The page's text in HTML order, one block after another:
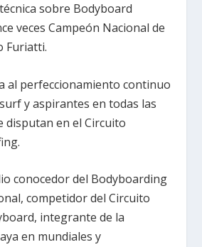
sobre Bodyboard
veces Campeón Nacional de
Furiatti.
al perfeccionamiento continuo
y aspirantes en todas las
disputan en el Circuito
conocedor del Bodyboarding
competidor del Circuito
integrante de la
en mundiales y